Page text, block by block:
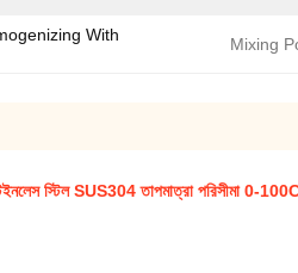
With
Mixing
স্টিল SUS304 তাপমাত্রা পরিসীমা 0-